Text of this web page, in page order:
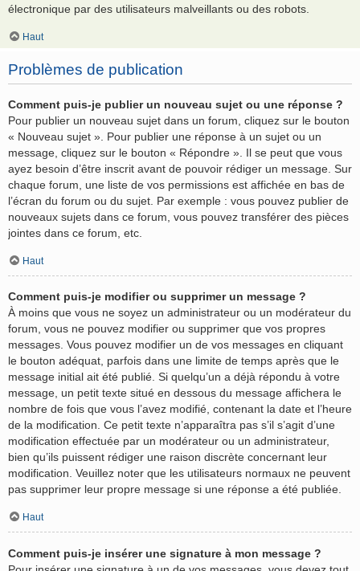
électronique par des utilisateurs malveillants ou des robots.
Haut
Problèmes de publication
Comment puis-je publier un nouveau sujet ou une réponse ?
Pour publier un nouveau sujet dans un forum, cliquez sur le bouton
« Nouveau sujet ». Pour publier une réponse à un sujet ou un
message, cliquez sur le bouton « Répondre ». Il se peut que vous
ayez besoin d’être inscrit avant de pouvoir rédiger un message. Sur
chaque forum, une liste de vos permissions est affichée en bas de
l’écran du forum ou du sujet. Par exemple : vous pouvez publier de
nouveaux sujets dans ce forum, vous pouvez transférer des pièces
jointes dans ce forum, etc.
Haut
Comment puis-je modifier ou supprimer un message ?
À moins que vous ne soyez un administrateur ou un modérateur du
forum, vous ne pouvez modifier ou supprimer que vos propres
messages. Vous pouvez modifier un de vos messages en cliquant
le bouton adéquat, parfois dans une limite de temps après que le
message initial ait été publié. Si quelqu’un a déjà répondu à votre
message, un petit texte situé en dessous du message affichera le
nombre de fois que vous l’avez modifié, contenant la date et l’heure
de la modification. Ce petit texte n’apparaîtra pas s’il s’agit d’une
modification effectuée par un modérateur ou un administrateur,
bien qu’ils puissent rédiger une raison discrète concernant leur
modification. Veuillez noter que les utilisateurs normaux ne peuvent
pas supprimer leur propre message si une réponse a été publiée.
Haut
Comment puis-je insérer une signature à mon message ?